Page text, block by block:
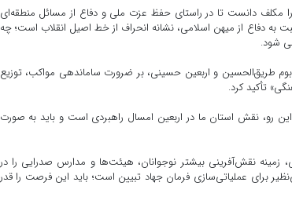
مکلف دانست تا در راستای حفظ عزت ملی و دفاع از مسائل منطقه‌ای
دفاع از میهن اسلامی، نشانه انحراف از خط اصیل انقلاب است؛ چه
شود.
طریق‌الحسین و اربعین حسینی، بر ضرورت ساماندهی مواکب، توزیع
تأکید کرد.
رو، نقش استان ما در اربعین امسال راهبردی است و باید به صورت
نقش‌آفرینی بیشتر نوجوانان، هیئت‌ها و مدارس صدرایی را در
برای عملیاتی‌سازی فرمان جهاد تبیین است؛ باید این فرصت را قدر